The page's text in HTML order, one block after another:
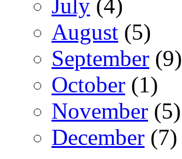
July (4)
August (5)
September (9)
October (1)
November (5)
December (7)